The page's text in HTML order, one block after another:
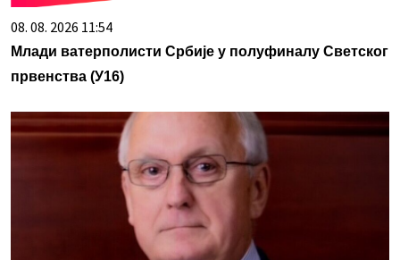
08. 08. 2026 11:54
Млади ватерполисти Србије у полуфиналу Светског
првенства (У16)